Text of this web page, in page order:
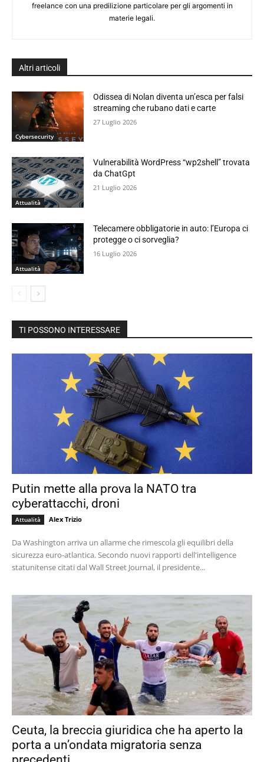
freelance con una predilizione particolare per gli argomenti in
materie legali.
Altri articoli
Cybersecurity
Odissea di Nolan diventa un’esca per falsi
streaming che rubano dati e carte
27 Luglio 2026
Attualità
Vulnerabilità WordPress “wp2shell” trovata
da ChatGpt
21 Luglio 2026
Attualità
Telecamere obbligatorie in auto: l’Europa ci
protegge o ci sorveglia?
16 Luglio 2026
TI POSSONO INTERESSARE
Putin mette alla prova la NATO tra
cyberattacchi, droni
Attualità Alex Trizio
Da Washington arriva un allarme che rimescola gli equilibri della
sicurezza euro-atlantica. Secondo nuovi rapporti dell'intelligence
statunitense citati dal Wall Street Journal, il presidente...
Ceuta, la breccia giuridica che ha aperto la
porta a un’ondata migratoria senza